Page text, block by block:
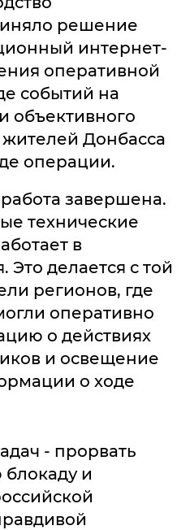
решение
интернет-
оперативной
событий на
объективного
Донбасса
операции.
завершена.
технические
в
делается с той
регионов, где
оперативно
о действиях
и освещение
о ходе
- прорвать
и